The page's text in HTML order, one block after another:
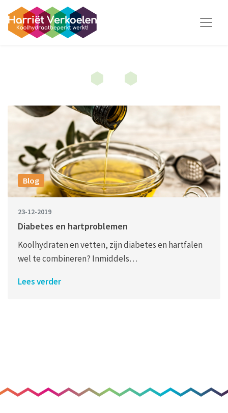
Blog
23-12-2019
Diabetes en hartproblemen
Koolhydraten en vetten, zijn diabetes en hartfalen
wel te combineren? Inmiddels…
Lees verder